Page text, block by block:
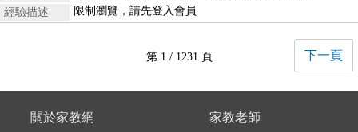
經驗描述
限制瀏覽，請先登入會員
第 1 / 1231 頁 下一頁
關於家教網
家教老師